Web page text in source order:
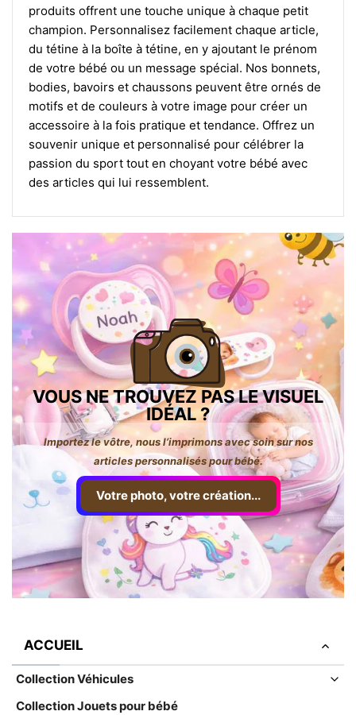
produits offrent une touche unique à chaque petit
champion. Personnalisez facilement chaque article,
du tétine à la boîte à tétine, en y ajoutant le prénom
de votre bébé ou un message spécial. Nos bonnets,
bodies, bavoirs et chaussons peuvent être ornés de
motifs et de couleurs à votre image pour créer un
accessoire à la fois pratique et tendance. Offrez un
souvenir unique et personnalisé pour célébrer la
passion du sport tout en choyant votre bébé avec
des articles qui lui ressemblent.
VOUS NE TROUVEZ PAS LE VISUEL
IDÉAL ?
Importez le vôtre, nous l’imprimons avec soin sur nos
articles personnalisés pour bébé.
Votre photo, votre création...
ACCUEIL
Collection Véhicules
Collection Jouets pour bébé